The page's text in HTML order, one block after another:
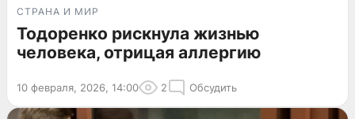
СТРАНА И МИР
Тодоренко рискнула жизнью
человека, отрицая аллергию
10 февраля, 2026, 14:00 2 Обсудить